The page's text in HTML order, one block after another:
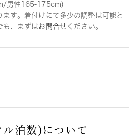
男性165-175cm)
す。着付けにて多少の調整は可能と
も、まずはお問合せ ください。
泊数)について